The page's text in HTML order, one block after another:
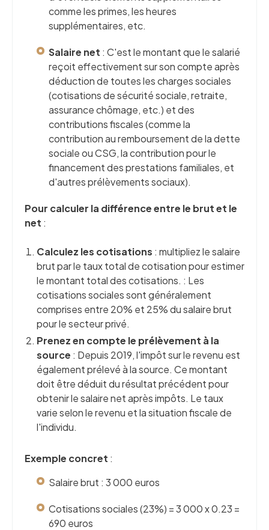
comme les primes, les heures
supplémentaires, etc.
Salaire net : C'est le montant que le salarié
reçoit effectivement sur son compte après
déduction de toutes les charges sociales
(cotisations de sécurité sociale, retraite,
assurance chômage, etc.) et des
contributions fiscales (comme la
contribution au remboursement de la dette
sociale ou CSG, la contribution pour le
financement des prestations familiales, et
d'autres prélèvements sociaux).
Pour calculer la différence entre le brut et le
net :
Calculez les cotisations : multipliez le salaire
brut par le taux total de cotisation pour estimer
le montant total des cotisations. : Les
cotisations sociales sont généralement
comprises entre 20% et 25% du salaire brut
pour le secteur privé.
Prenez en compte le prélèvement à la
source : Depuis 2019, l'impôt sur le revenu est
également prélevé à la source. Ce montant
doit être déduit du résultat précédent pour
obtenir le salaire net après impôts. Le taux
varie selon le revenu et la situation fiscale de
l'individu.
Exemple concret :
Salaire brut : 3 000 euros
Cotisations sociales (23%) = 3 000 x 0.23 =
690 euros